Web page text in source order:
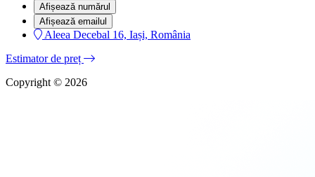
Afișează numărul
Afișează emailul
Aleea Decebal 16, Iași, România
Estimator de preț
Copyright © 2026